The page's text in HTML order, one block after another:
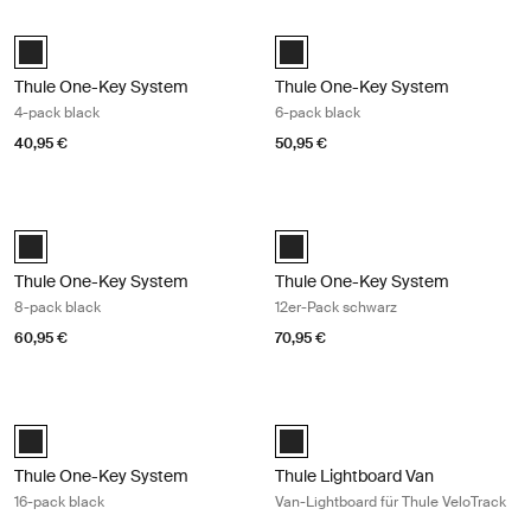
Black (selected)
Thule One-Key System
4-pack black
40,95 €
Black (selected)
Thule One-Key System
6-pack black
50,95 €
Black (selected)
Thule One-Key System
8-pack black
60,95 €
Black (selected)
Thule One-Key System
12er-Pack schwarz
70,95 €
Black (selected)
Thule One-Key System
16-pack black
Thule Lightboard Van Schwarz
Thule Lightboard Van
Van-Lightboard für Thule VeloTrack